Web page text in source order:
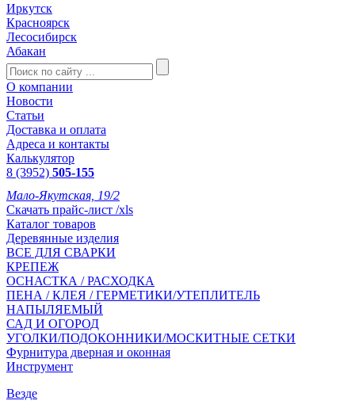
Иркутск
Красноярск
Лесосибирск
Абакан
О компании
Новости
Статьи
Доставка и оплата
Адреса и контакты
Калькулятор
8 (3952) 505-155
Мало-Якутская, 19/2
Скачать прайс-лист /xls
Каталог товаров
Деревянные изделия
ВСЕ ДЛЯ СВАРКИ
КРЕПЕЖ
ОСНАСТКА / РАСХОДКА
ПЕНА / КЛЕЯ / ГЕРМЕТИКИ/УТЕПЛИТЕЛЬ
НАПЫЛЯЕМЫЙ
САД И ОГОРОД
УГОЛКИ/ПОДОКОННИКИ/МОСКИТНЫЕ СЕТКИ
Фурнитура дверная и оконная
Инструмент
Везде